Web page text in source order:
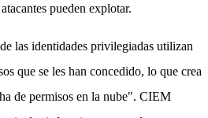
pueden explotar.
las identidades privilegiadas utilizan
que se les han concedido, lo que crea
de permisos en la nube". CIEM